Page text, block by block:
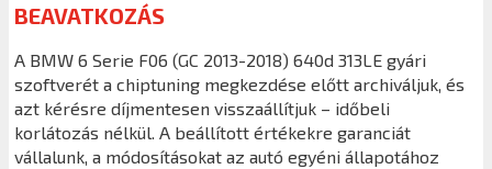
BEAVATKOZÁS
A BMW 6 Serie F06 (GC 2013-2018) 640d 313LE gyári
szoftverét a chiptuning megkezdése előtt archiváljuk, és
azt kérésre díjmentesen visszaállítjuk – időbeli
korlátozás nélkül. A beállított értékekre garanciát
vállalunk, a módosításokat az autó egyéni állapotához